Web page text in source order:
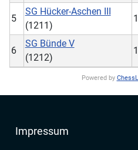
5
SG Hücker-Aschen III
(1211)
6
SG Bünde V
(1212)
Powered by
Impressum